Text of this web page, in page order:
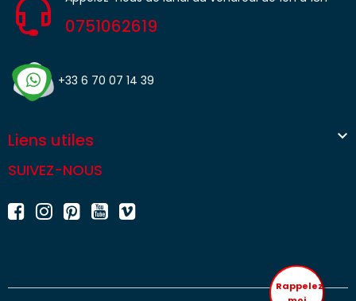
0751062619
+33 6 70 07 14 39
Liens utiles 
SUIVEZ-NOUS
Rappelez